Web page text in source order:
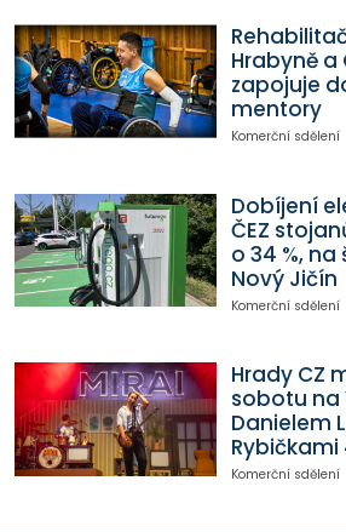
Hrabyně
zapojuje
mentory
Komerční sdělení
Dobíjení
ČEZ
o 34 %,
Nový Jičín
Komerční sdělení
Hrady CZ
sobotu na
Danielem
Rybičkami
Komerční sdělení